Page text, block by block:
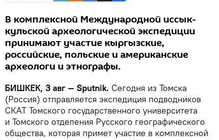
В комплексной Международной иссык-
кульской археологической экспедиции
принимают участие кыргызские,
российские, польские и американские
археологи и этнографы.
БИШКЕК, 3 авг — Sputnik. Сегодня из Томска
(Россия) отправляется экспедиция подводников
СКАТ Томского государственного университета
и Томского отделения Русского географического
общества, которая примет участие в комплексной